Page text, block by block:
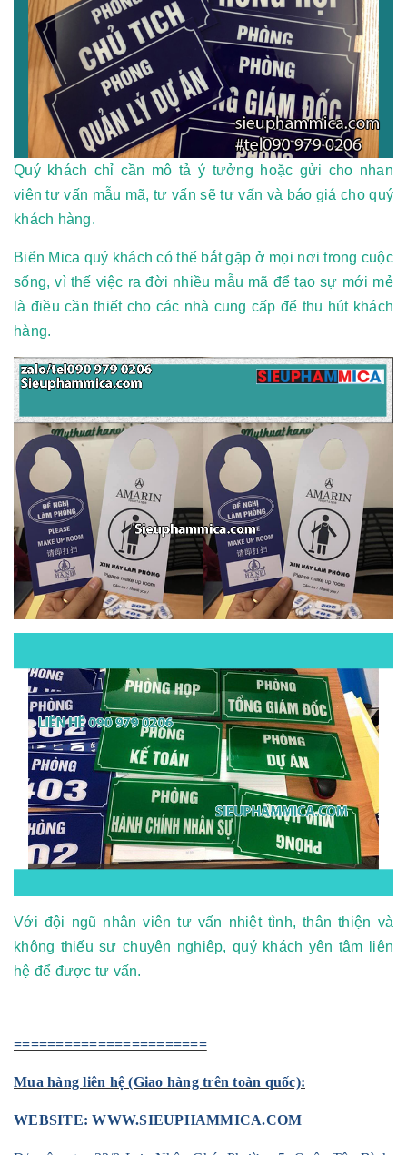
Quý khách chỉ cần mô tả ý tưởng hoặc gửi cho nhan
viên tư vấn mẫu mã, tư vấn sẽ tư vấn và báo giá cho quý
khách hàng.
Biển Mica quý khách có thể bắt gặp ở mọi nơi trong cuộc
sống, vì thế việc ra đời nhiều mẫu mã để tạo sự mới mẻ
là điều cần thiết cho các nhà cung cấp để thu hút khách
hàng.
Với đội ngũ nhân viên tư vấn nhiệt tình, thân thiện và
không thiếu sự chuyên nghiệp, quý khách yên tâm liên
hệ để được tư vấn.
=======================
Mua hàng liên hệ (Giao hàng trên toàn quốc):
WEBSITE:WWW.SIEUPHAMMICA.COM